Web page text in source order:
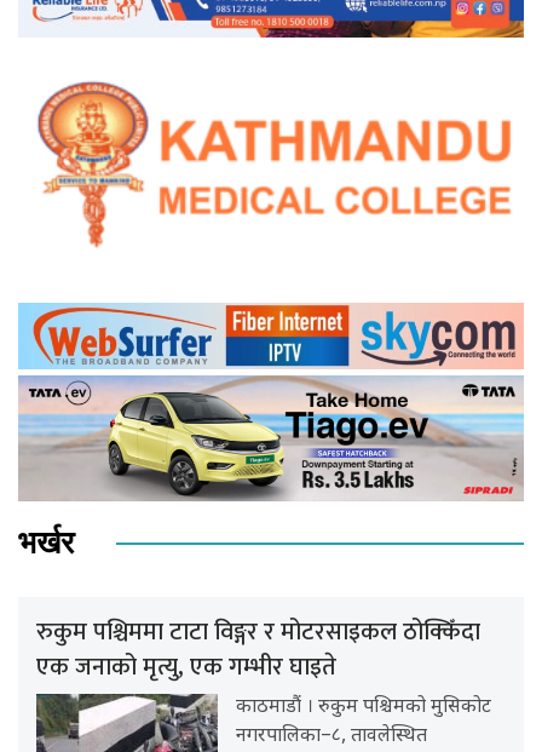
भर्खर
रुकुम पश्चिममा टाटा विङ्गर र मोटरसाइकल ठोक्किँदा
एक जनाको मृत्यु, एक गम्भीर घाइते
काठमाडौं । रुकुम पश्चिमको मुसिकोट
नगरपालिका–८, तावलेस्थित